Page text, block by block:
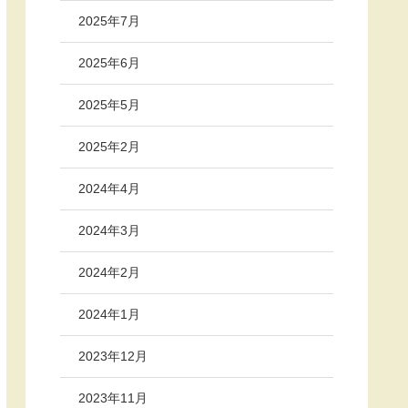
2025年7月
2025年6月
2025年5月
2025年2月
2024年4月
2024年3月
2024年2月
2024年1月
2023年12月
2023年11月